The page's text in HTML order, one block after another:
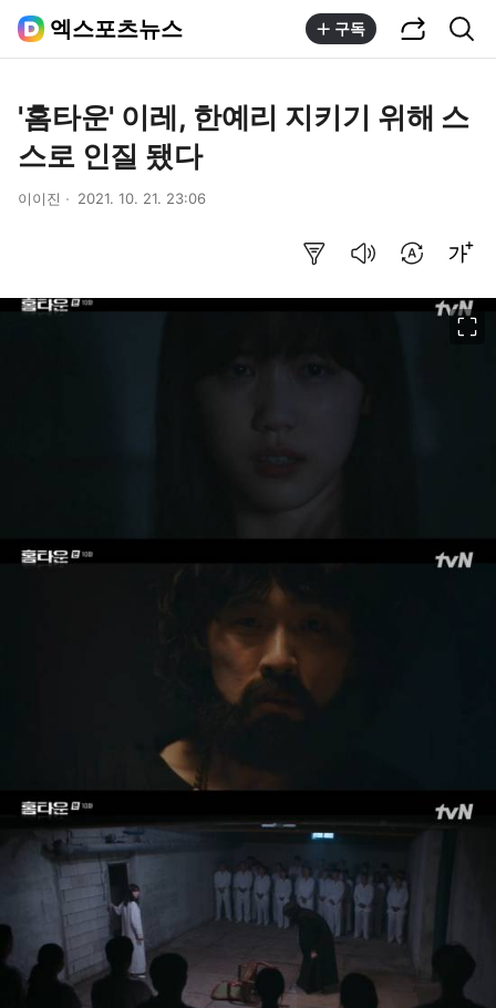
엑스포츠뉴스 구독
'홈타운' 이레, 한예리 지키기 위해 스
스로 인질 됐다
이이진 2021. 10. 21. 23:06